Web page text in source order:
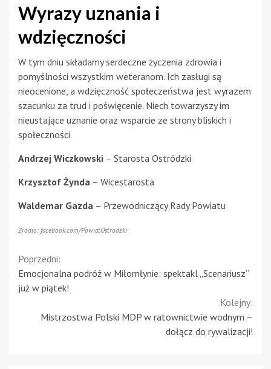
Wyrazy uznania i
wdzięczności
W tym dniu składamy serdeczne życzenia zdrowia i
pomyślności wszystkim weteranom. Ich zasługi są
nieocenione, a wdzięczność społeczeństwa jest wyrazem
szacunku za trud i poświęcenie. Niech towarzyszy im
nieustające uznanie oraz wsparcie ze strony bliskich i
społeczności.
Andrzej Wiczkowski – Starosta Ostródzki
Krzysztof Żynda – Wicestarosta
Waldemar Gazda – Przewodniczący Rady Powiatu
Źródło: facebook.com/PowiatOstrodzki
Continue
Reading
Poprzedni:
Emocjonalna podróż w Miłomłynie: spektakl „Scenariusz”
już w piątek!
Kolejny:
Mistrzostwa Polski MDP w ratownictwie wodnym –
dołącz do rywalizacji!